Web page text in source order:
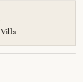
Villa